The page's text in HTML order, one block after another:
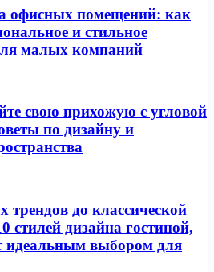
офисных помещений: как
и стильное
малых компаний
свою прихожую с угловой
по дизайну и
трендов до классической
стилей дизайна гостиной,
идеальным выбором для